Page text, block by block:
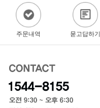
주문내역 묻고답하기